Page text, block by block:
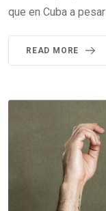
que en Cuba a
READ MORE